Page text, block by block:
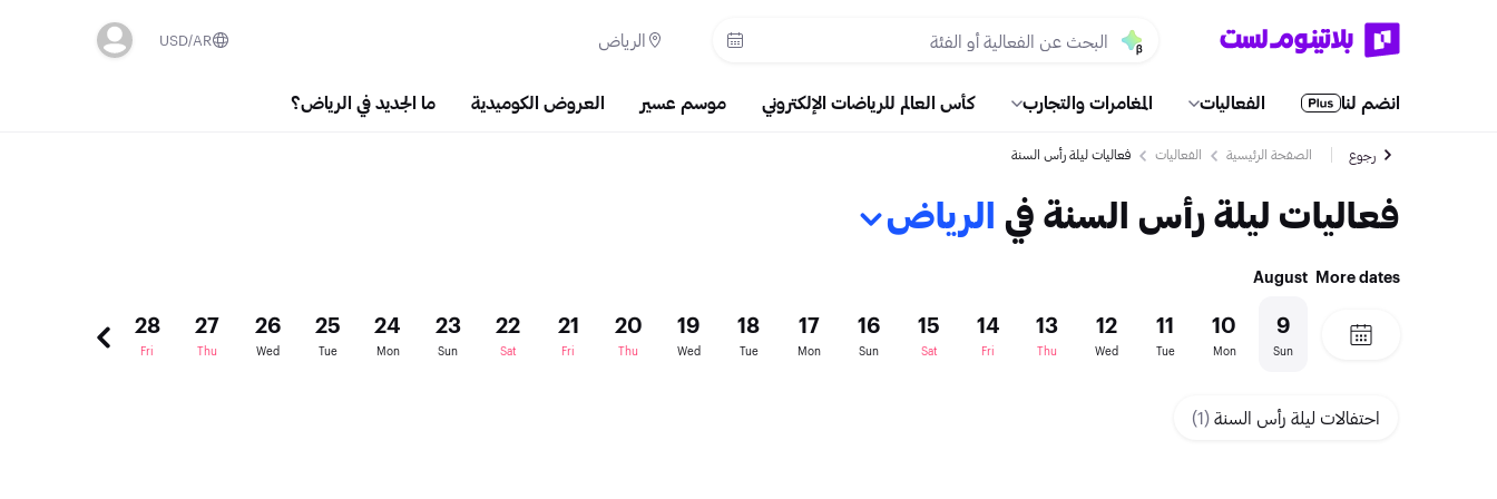
الرياض AR
USD
انضم لنا الفعاليات المغامرات والتجارب كأس العالم للرياضات الإلكتروني موسم عسير العروض الكوميدية ما الجديد في الرياض؟
رجوع الصفحة الرئيسية الفعاليات فعاليات ليلة رأس السنة
فعاليات ليلة رأس السنة في الرياض
More dates
August
9
Sun
10
Mon
11
Tue
12
Wed
13
Thu
14
Fri
15
Sat
16
Sun
17
Mon
18
Tue
19
Wed
20
Thu
21
Fri
22
Sat
23
Sun
24
Mon
25
Tue
26
Wed
27
Thu
28
Fri
احتفالات ليلة رأس السنة (1)